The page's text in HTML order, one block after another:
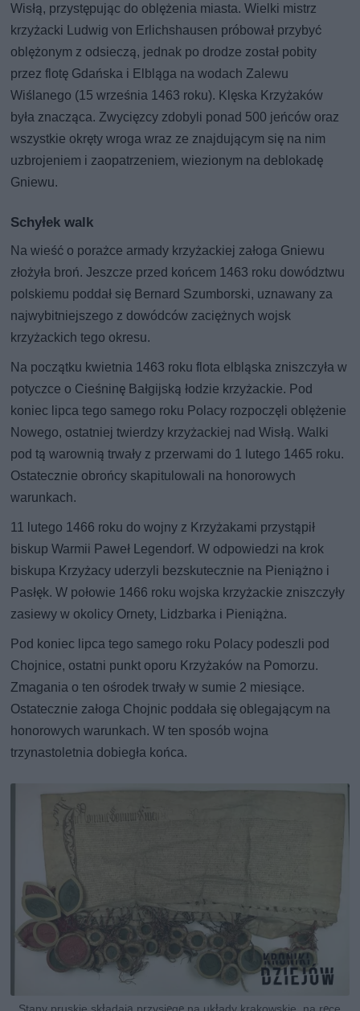
Wisłą, przystępując do oblężenia miasta. Wielki mistrz
krzyżacki Ludwig von Erlichshausen próbował przybyć
oblężonym z odsieczą, jednak po drodze został pobity
przez flotę Gdańska i Elbląga na wodach Zalewu
Wiślanego (15 września 1463 roku). Klęska Krzyżaków
była znacząca. Zwycięzcy zdobyli ponad 500 jeńców oraz
wszystkie okręty wroga wraz ze znajdującym się na nim
uzbrojeniem i zaopatrzeniem, wiezionym na deblokadę
Gniewu.
Schyłek walk
Na wieść o porażce armady krzyżackiej załoga Gniewu
złożyła broń. Jeszcze przed końcem 1463 roku dowództwu
polskiemu poddał się Bernard Szumborski, uznawany za
najwybitniejszego z dowódców zaciężnych wojsk
krzyżackich tego okresu.
Na początku kwietnia 1463 roku flota elbląska zniszczyła w
potyczce o Cieśninę Bałgijską łodzie krzyżackie. Pod
koniec lipca tego samego roku Polacy rozpoczęli oblężenie
Nowego, ostatniej twierdzy krzyżackiej nad Wisłą. Walki
pod tą warownią trwały z przerwami do 1 lutego 1465 roku.
Ostatecznie obrońcy skapitulowali na honorowych
warunkach.
11 lutego 1466 roku do wojny z Krzyżakami przystąpił
biskup Warmii Paweł Legendorf. W odpowiedzi na krok
biskupa Krzyżacy uderzyli bezskutecznie na Pieniążno i
Pasłęk. W połowie 1466 roku wojska krzyżackie zniszczyły
zasiewy w okolicy Ornety, Lidzbarka i Pieniążna.
Pod koniec lipca tego samego roku Polacy podeszli pod
Chojnice, ostatni punkt oporu Krzyżaków na Pomorzu.
Zmagania o ten ośrodek trwały w sumie 2 miesiące.
Ostatecznie załoga Chojnic poddała się oblegającym na
honorowych warunkach. W ten sposób wojna
trzynastoletnia dobiegła końca.
Stany pruskie składają przysięgę na układy krakowskie, na ręce